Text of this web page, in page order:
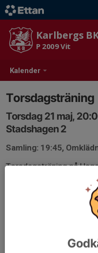
Kalender
Karlbergs
P 2009 Vit
Torsdagsträning
Torsdag 21 maj,
Stadshagen 2
Samling: 19:45,
Torsdagsträning på